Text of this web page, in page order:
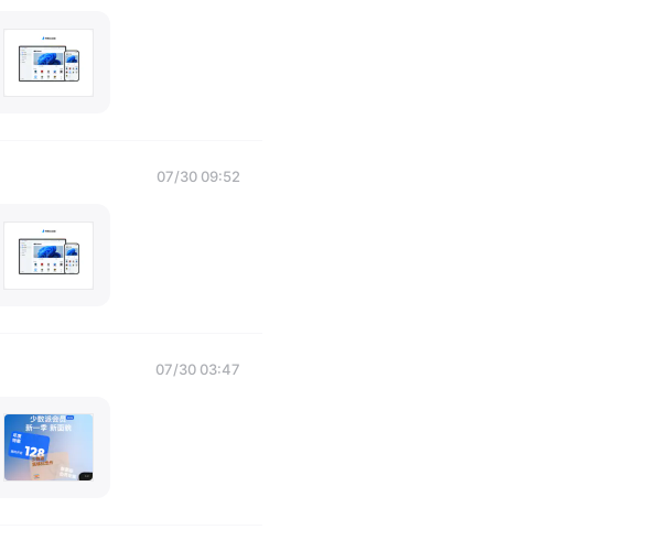
07/30 09:52
07/30 03:47